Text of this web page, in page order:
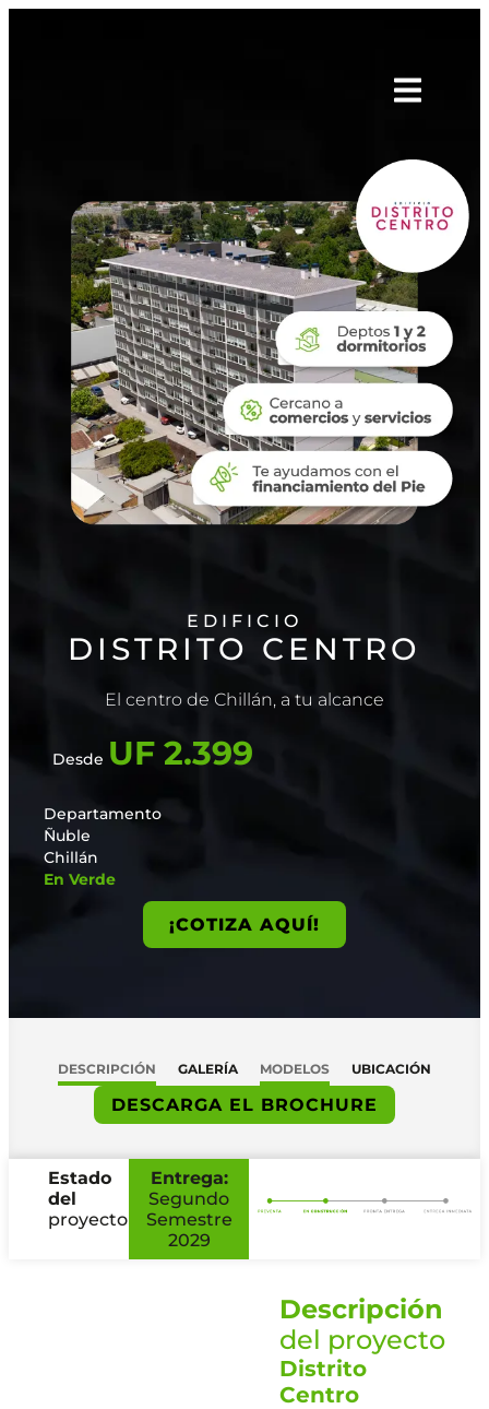
EDIFICIO
DISTRITO CENTRO
El centro de Chillán, a tu alcance
Desde UF 2.399
Departamento
Ñuble
Chillán
En Verde
¡COTIZA AQUÍ!
DESCRIPCIÓN GALERÍA MODELOS UBICACIÓN
DESCARGA EL BROCHURE
Estado
del
proyecto
Entrega:
Segundo
Semestre
2029
Descripción
del proyecto
Distrito
Centro